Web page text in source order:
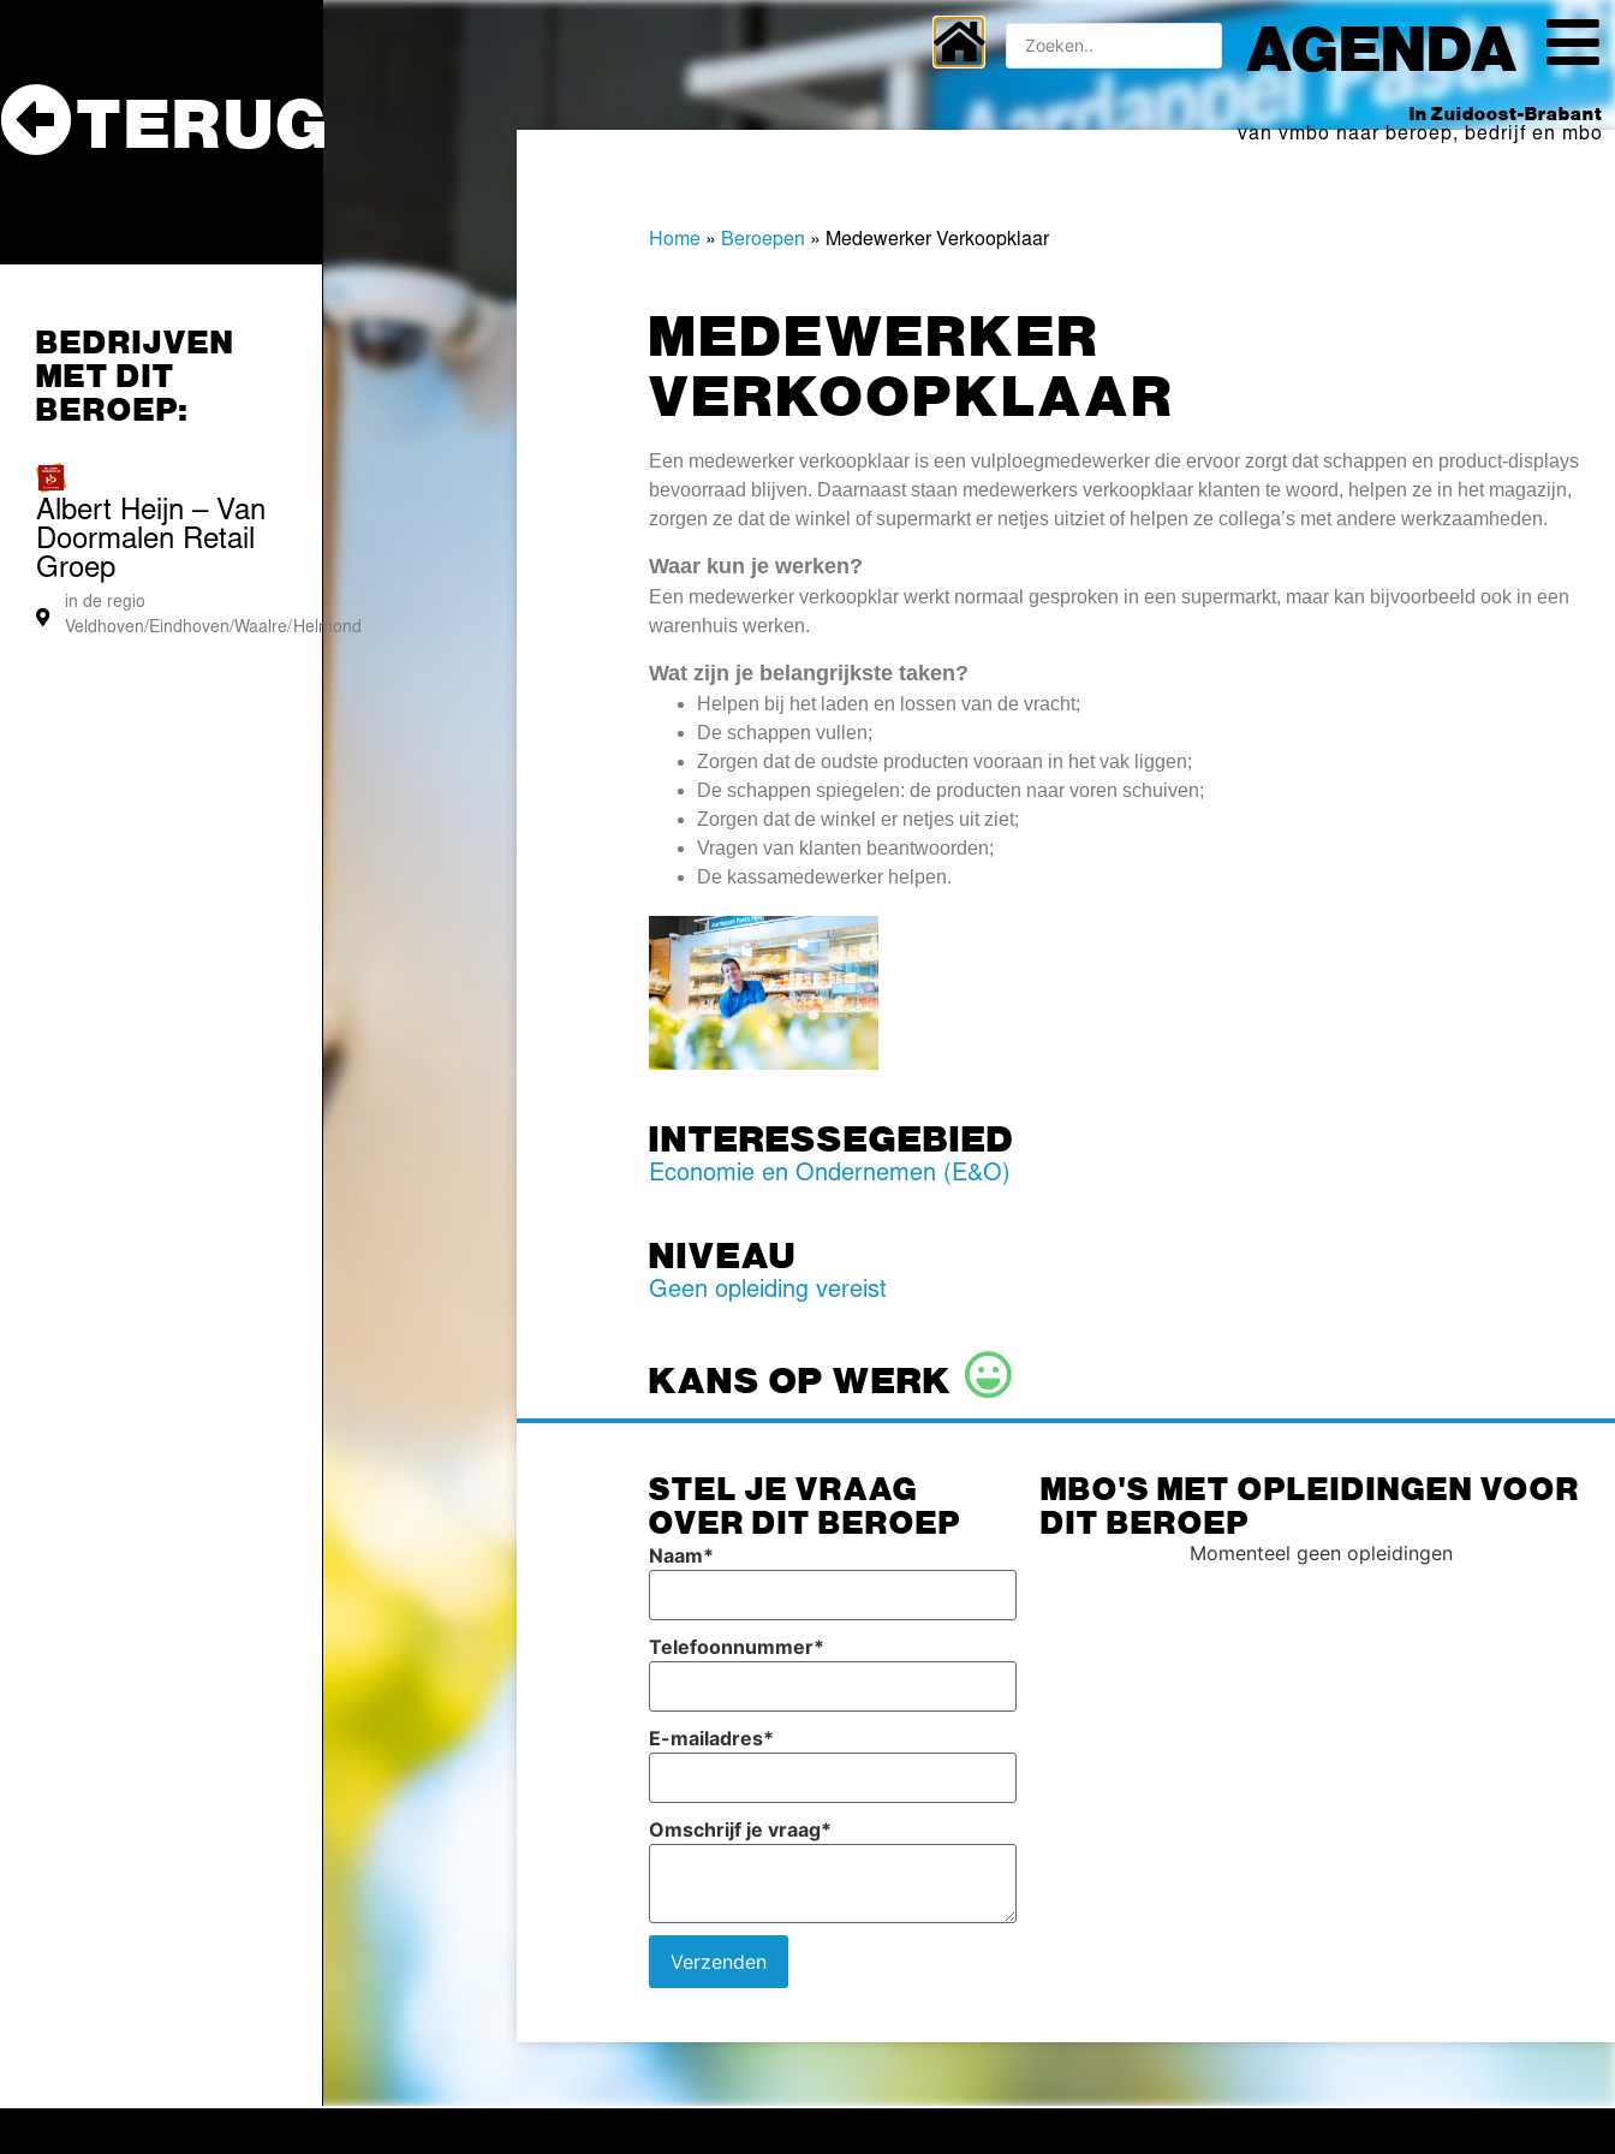
TERUG
BEDRIJVEN
MET DIT
BEROEP:
Albert Heijn – Van
Doormalen Retail
Groep
in de regio
Veldhoven/Eindhoven/Waalre/Helmond
Home » Beroepen » Medewerker Verkoopklaar
MEDEWERKER
VERKOOPKLAAR
Een medewerker verkoopklaar is een vulploegmedewerker die ervoor zorgt dat schappen en product-displays
bevoorraad blijven. Daarnaast staan medewerkers verkoopklaar klanten te woord, helpen ze in het magazijn,
zorgen ze dat de winkel of supermarkt er netjes uitziet of helpen ze collega’s met andere werkzaamheden.
Waar kun je werken?
Een medewerker verkoopklar werkt normaal gesproken in een supermarkt, maar kan bijvoorbeeld ook in een
warenhuis werken.
Wat zijn je belangrijkste taken?
Helpen bij het laden en lossen van de vracht;
De schappen vullen;
Zorgen dat de oudste producten vooraan in het vak liggen;
De schappen spiegelen: de producten naar voren schuiven;
Zorgen dat de winkel er netjes uit ziet;
Vragen van klanten beantwoorden;
De kassamedewerker helpen.
INTERESSEGEBIED
Economie en Ondernemen (E&O)
NIVEAU
Geen opleiding vereist
KANS OP WERK
STEL JE VRAAG
OVER DIT BEROEP
Naam*
Telefoonnummer*
E-mailadres*
Omschrijf je vraag*
Verzenden
MBO'S MET OPLEIDINGEN VOOR
DIT BEROEP
Momenteel geen opleidingen
AGENDA
In Zuidoost-Brabant
van vmbo naar beroep, bedrijf en mbo